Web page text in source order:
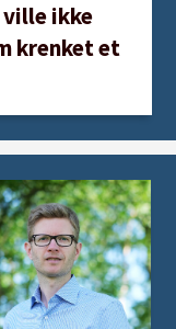
ville ikke
krenket et